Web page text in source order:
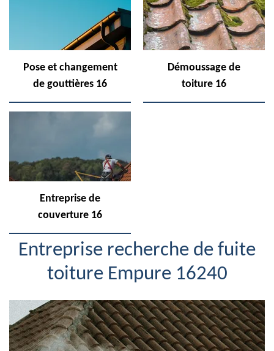
Pose et changement
de gouttières 16
Démoussage de
toiture 16
Entreprise de
couverture 16
Entreprise recherche de fuite
toiture Empure 16240